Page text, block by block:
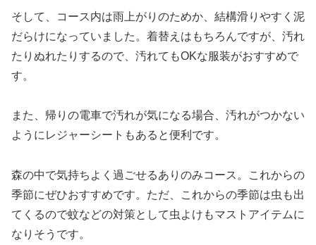
そして、コース内は雨上がりのためか、結構滑りやすく泥
だらけになっていました。着替えはもちろんですが、汚れ
たりぬれたりするので、汚れてもOKな服装がおすすめで
す。
また、帰りの電車で汚れが気になる場合、汚れがつかない
ようにレジャーシートもあると便利です。
森の中で気持ちよく過ごせるありのみコース。これからの
季節にぜひおすすめです。ただ、これからの季節は虫も出
てくるので蚊などの対策として虫よけもマストアイテムに
なりそうです。